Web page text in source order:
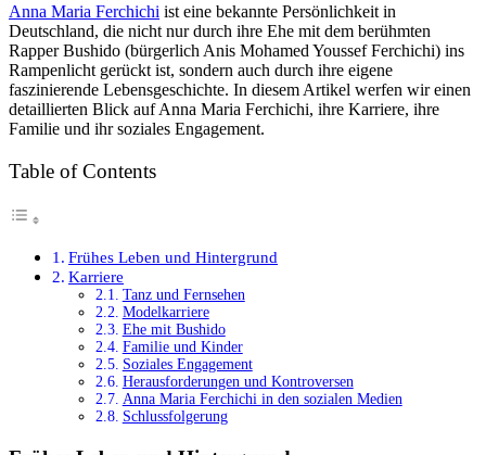
Anna Maria Ferchichi ist eine bekannte Persönlichkeit in
Deutschland, die nicht nur durch ihre Ehe mit dem berühmten
Rapper Bushido (bürgerlich Anis Mohamed Youssef Ferchichi) ins
Rampenlicht gerückt ist, sondern auch durch ihre eigene
faszinierende Lebensgeschichte. In diesem Artikel werfen wir einen
detaillierten Blick auf Anna Maria Ferchichi, ihre Karriere, ihre
Familie und ihr soziales Engagement.
Table of Contents
Frühes Leben und Hintergrund
Karriere
Tanz und Fernsehen
Modelkarriere
Ehe mit Bushido
Familie und Kinder
Soziales Engagement
Herausforderungen und Kontroversen
Anna Maria Ferchichi in den sozialen Medien
Schlussfolgerung